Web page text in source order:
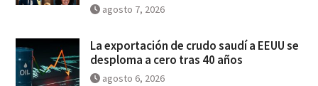
agosto 7, 2026
La exportación de crudo saudí a EEUU se
desploma a cero tras 40 años
agosto 6, 2026